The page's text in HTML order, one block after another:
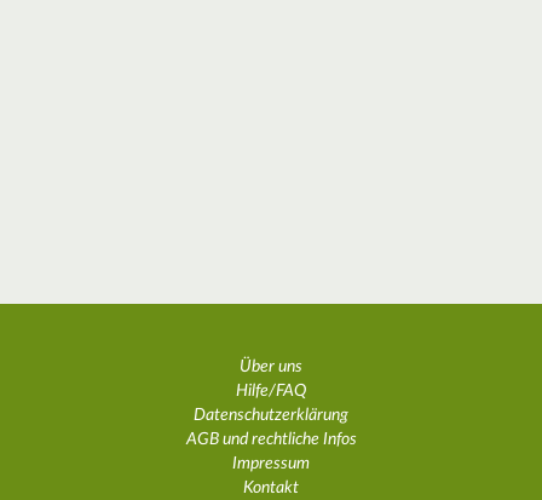
Über uns
Hilfe/FAQ
Datenschutzerklärung
AGB und rechtliche Infos
Impressum
Kontakt